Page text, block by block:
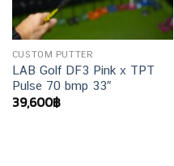
CUSTOM PUTTER
LAB Golf DF3 Pink x TPT
Pulse 70 bmp 33″
39,600฿